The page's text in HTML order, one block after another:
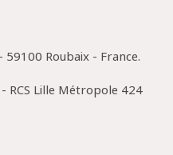
59100 Roubaix - France.
RCS Lille Métropole 424